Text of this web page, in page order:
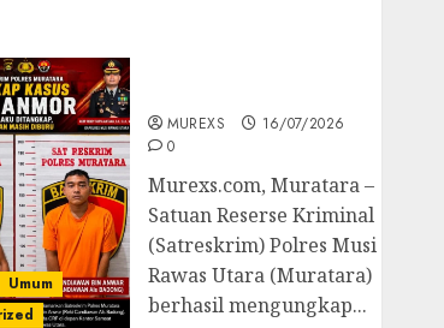
Umum
MUREXS
16/07/2026
0
Murexs.com, Muratara –
Satuan Reserse Kriminal
(Satreskrim) Polres Musi
Rawas Utara (Muratara)
berhasil mengungkap...